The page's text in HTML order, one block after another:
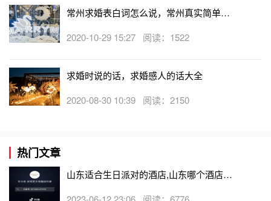
常州求婚表白词怎么说，常州真实简单求
2020-10-29 15:27 阅读：1522
求婚时说的话，求婚感人的话大全
2020-08-30 10:39 阅读：2150
热门文章
山东适合生日派对的酒店,山东哪个酒店有